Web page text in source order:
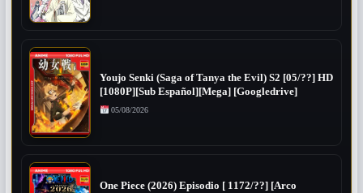
Youjo Senki (Saga of Tanya the Evil) S2 [05/??] HD
[1080P][Sub Español][Mega] [Googledrive]
05/08/2026
One Piece (2026) Episodio [ 1172/??] [Arco